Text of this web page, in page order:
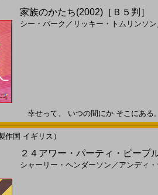
家族のかたち(2002)［Ｂ５判］
シー・バーク ／ リッキー・トムリンソン
幸せって、 いつの間にか そこにあ
作国 イギリス）
２４アワー・パーティ・ピープ
シャーリー・ヘンダーソン ／ アンディ